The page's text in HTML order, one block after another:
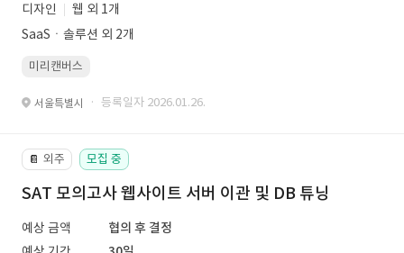
디자인
웹 외 1개
SaaSㆍ솔루션 외 2개
미리캔버스
서울특별시 · 등록일자 2026.01.26.
📔 외주 모집 중
SAT 모의고사 웹사이트 서버 이관 및 DB 튜닝
예상 금액
협의 후 결정